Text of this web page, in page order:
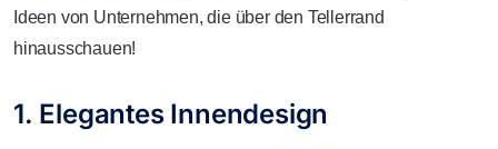
Ideen von Unternehmen, die über den Tellerrand
hinausschauen!
1. Elegantes Innendesign